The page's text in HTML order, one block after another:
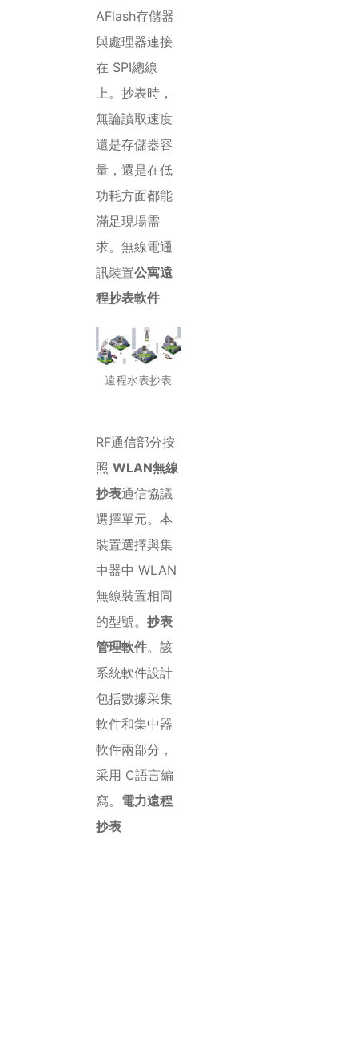
AFlash存儲器
與處理器連接
在 SPI總線
上。抄表時，
無論讀取速度
還是存儲器容
量，還是在低
功耗方面都能
滿足現場需
求。無線電通
訊裝置公寓遠
程抄表軟件
遠程水表抄表
RF通信部分按
照 WLAN無線
抄表通信協議
選擇單元。本
裝置選擇與集
中器中 WLAN
無線裝置相同
的型號。 抄表
管理軟件。該
系統軟件設計
包括數據采集
軟件和集中器
軟件兩部分，
采用 C語言編
寫。 電力遠程
抄表